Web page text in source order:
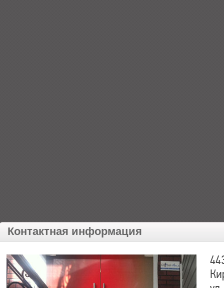
Контактная информация